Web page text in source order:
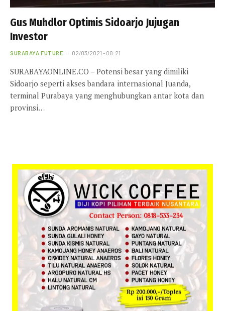
Gus Muhdlor Optimis Sidoarjo Jujugan
Investor
SURABAYA FUTURE 02/03/2021 - 08:21
SURABAYAONLINE.CO – Potensi besar yang dimiliki
Sidoarjo seperti akses bandara internasional Juanda,
terminal Purabaya yang menghubungkan antar kota dan
provinsi…